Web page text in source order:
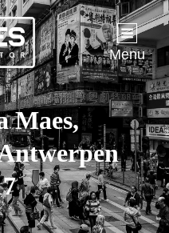
Menu
Maes,